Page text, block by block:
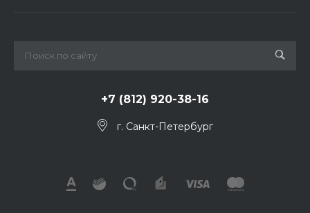
+7 (812) 920-38-16
г. Санкт-Петербург